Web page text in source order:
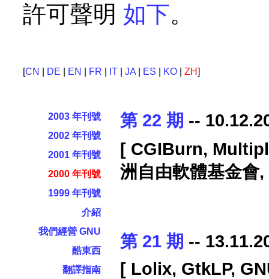
許可聲明 如下。
[CN DE EN FR IT| JA| ES KO| ZH]
2003 年刊號
2002 年刊號
2001 年刊號
2000 年刊號
1999 年刊號
介紹
我們經營 GNU
酷東西
翻譯指南
第 22 期 --
[ CGIBurn,
洲自由軟體基金
第 21 期 --
[ Lolix, GtkLP,